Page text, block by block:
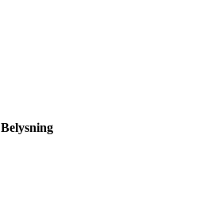
Belysning